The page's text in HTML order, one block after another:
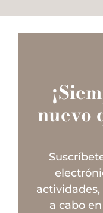
nuevo
a cabo